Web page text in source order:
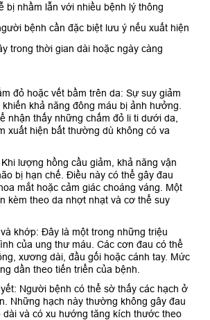
bị nhầm lẫn với nhiều bệnh lý thông
bệnh cần đặc biệt lưu ý nếu xuất hiện
trong thời gian dài hoặc ngày càng
đỏ hoặc vết bầm trên da: Sự suy giảm
khả năng đông máu bị ảnh hưởng.
nhận thấy những chấm đỏ li ti dưới da,
xuất hiện bất thường dù không có va
lượng hồng cầu giảm, khả năng vận
bị hạn chế. Điều này có thể gây đau
mắt hoặc cảm giác choáng váng. Một
kèm theo da nhợt nhạt và cơ thể suy
khớp: Đây là một trong những triệu
của ung thư máu. Các cơn đau có thể
xương dài, đầu gối hoặc cánh tay. Mức
dần theo tiến triển của bệnh.
Người bệnh có thể sờ thấy các hạch ở
Những hạch này thường không gây đau
dài và có xu hướng tăng kích thước theo